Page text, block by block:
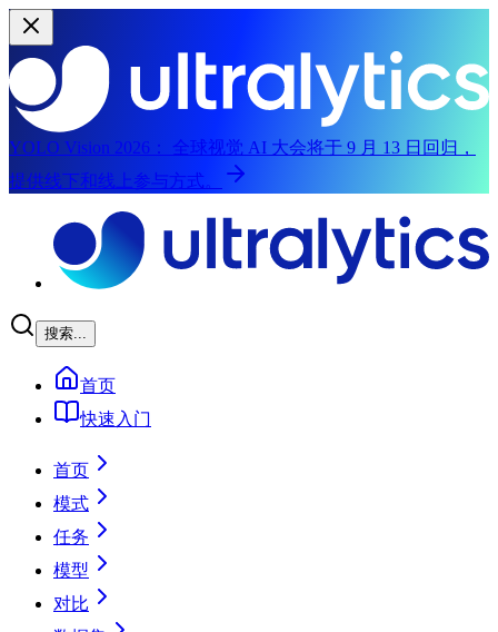
YOLO Vision 2026：
全球视觉 AI 大会将于 9 月 13 日回归，
提供线下和线上参与方式。
搜索...
首页
快速入门
首页
模式
任务
模型
对比